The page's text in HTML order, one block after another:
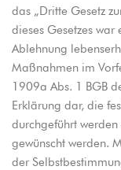
das „Dritte Gesetz
dieses Gesetzes
Ablehnung
Maßnahmen im
1909a Abs. 1 BGB
Erklärung dar, die
durchgeführt
gewünscht werden.
der